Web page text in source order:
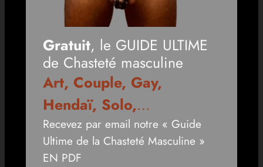
Gratuit, le GUIDE ULTIME
de Chasteté masculine
Art, Couple, Gay,
Hendaï, Solo,…
Recevez par email notre « Guide
Ultime de la Chasteté Masculine »
EN PDF